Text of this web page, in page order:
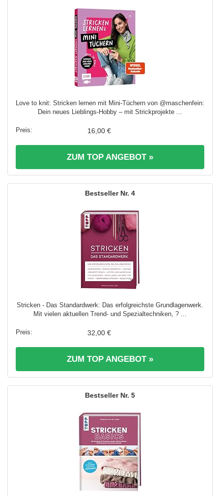
Love to knit: Stricken lernen mit Mini-Tüchern von @maschenfein:
Dein neues Lieblings-Hobby – mit Strickprojekte ...
16,00 €
ZUM TOP ANGEBOT »
4
Stricken - Das Standardwerk: Das erfolgreichste Grundlagenwerk.
Mit vielen aktuellen Trend- und Spezialtechniken, ? ...
32,00 €
ZUM TOP ANGEBOT »
5